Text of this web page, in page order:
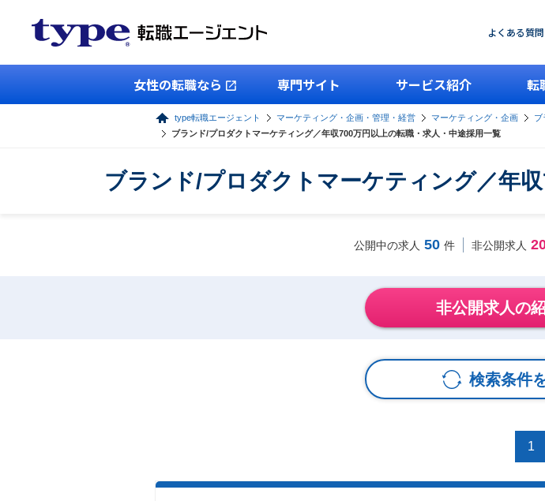
よくある質問
女性の転職なら 専門サイト サービス紹介 転
type転職エージェント マーケティング・企画・管理・経営 マーケティング・企画
ブ
ブランド/プロダクトマーケティング／年収700万円以上の転職・求人・中途採用一覧
ブランド/プロダクトマーケティング／年
公開中の求人 50 件 非公開求人
非公開求人の
検索条件
1